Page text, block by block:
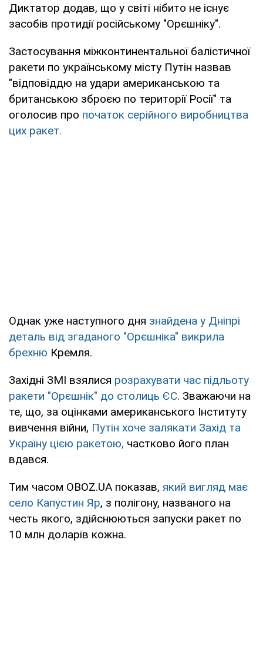
Диктатор додав, що у світі нібито не існує
засобів протидії російському "Орєшніку".
Застосування міжконтинентальної балістичної
ракети по українському місту Путін назвав
"відповіддю на удари американською та
британською зброєю по території Росії" та
оголосив про початок серійного виробництва
цих ракет.
Однак уже наступного дня знайдена у Дніпрі
деталь від згаданого "Орєшніка" викрила
брехню Кремля.
Західні ЗМІ взялися розрахувати час підльоту
ракети "Орєшнік" до столиць ЄС. Зважаючи на
те, що, за оцінками американського Інституту
вивчення війни, Путін хоче залякати Захід та
Україну цією ракетою, частково його план
вдався.
Тим часом OBOZ.UA показав, який вигляд має
село Капустин Яр, з полігону, названого на
честь якого, здійснюються запуски ракет по
10 млн доларів кожна.